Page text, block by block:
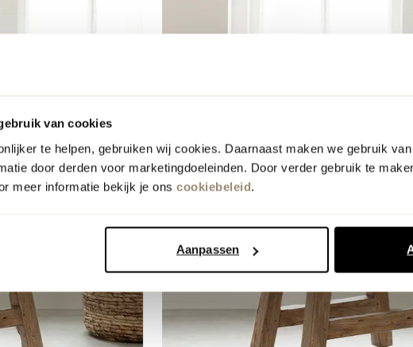
van cookies
te helpen, gebruiken wij cookies. Daarnaast maken we gebruik
door derden voor marketingdoeleinden. Door verder gebruik te
meer informatie bekijk je ons cookiebeleid.
Aanpassen